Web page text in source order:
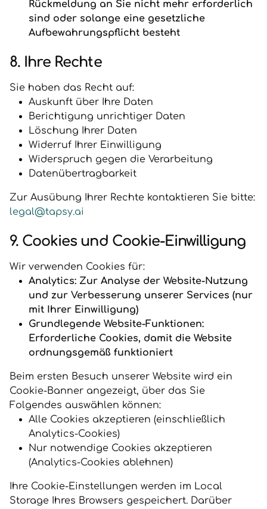
Rückmeldung an Sie nicht mehr erforderlich
sind oder solange eine gesetzliche
Aufbewahrungspflicht besteht
8. Ihre Rechte
Sie haben das Recht auf:
Auskunft über Ihre Daten
Berichtigung unrichtiger Daten
Löschung Ihrer Daten
Widerruf Ihrer Einwilligung
Widerspruch gegen die Verarbeitung
Datenübertragbarkeit
Zur Ausübung Ihrer Rechte kontaktieren Sie bitte:
legal@tapsy.ai
9. Cookies und Cookie-Einwilligung
Wir verwenden Cookies für:
Analytics: Zur Analyse der Website-Nutzung
und zur Verbesserung unserer Services (nur
mit Ihrer Einwilligung)
Grundlegende Website-Funktionen:
Erforderliche Cookies, damit die Website
ordnungsgemäß funktioniert
Beim ersten Besuch unserer Website wird ein
Cookie-Banner angezeigt, über das Sie
Folgendes auswählen können:
Alle Cookies akzeptieren (einschließlich
Analytics-Cookies)
Nur notwendige Cookies akzeptieren
(Analytics-Cookies ablehnen)
Ihre Cookie-Einstellungen werden im Local
Storage Ihres Browsers gespeichert. Darüber